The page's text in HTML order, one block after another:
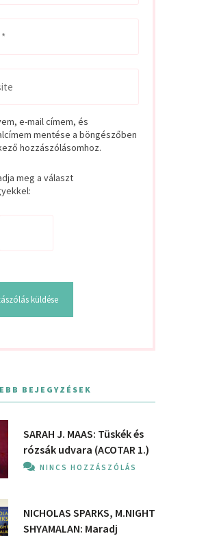
e-mail címem, és
mentése a böngészőben
hozzászólásomhoz.
meg a választ
BEJEGYZÉSEK
SARAH J. MAAS: Tüskék és
rózsák udvara (ACOTAR 1.)
NINCS HOZZÁSZÓLÁS
NICHOLAS SPARKS, M.NIGHT
SHYAMALAN: Maradj